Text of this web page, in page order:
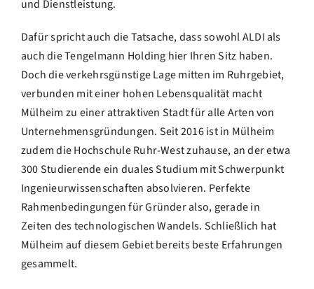
und Dienstleistung.
Dafür spricht auch die Tatsache, dass sowohl ALDI als
auch die Tengelmann Holding hier Ihren Sitz haben.
Doch die verkehrsgünstige Lage mitten im Ruhrgebiet,
verbunden mit einer hohen Lebensqualität macht
Mülheim zu einer attraktiven Stadt für alle Arten von
Unternehmensgründungen. Seit 2016 ist in Mülheim
zudem die Hochschule Ruhr-West zuhause, an der etwa
300 Studierende ein duales Studium mit Schwerpunkt
Ingenieurwissenschaften absolvieren. Perfekte
Rahmenbedingungen für Gründer also, gerade in
Zeiten des technologischen Wandels. Schließlich hat
Mülheim auf diesem Gebiet bereits beste Erfahrungen
gesammelt.